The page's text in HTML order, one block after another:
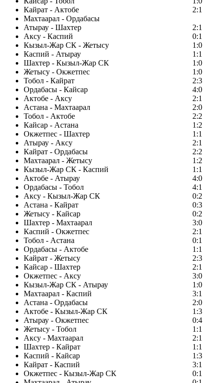
Кайрат - Актобе
2:1
Махтаарал - Ордабасы
Атырау - Шахтер
2:1
Аксу - Каспий
0:1
Кызыл-Жар СК - Жетысу
1:0
Каспий - Атырау
1:1
Шахтер - Кызыл-Жар СК
1:0
Жетысу - Окжетпес
1:0
Тобол - Кайрат
2:3
Ордабасы - Кайсар
4:0
Актобе - Аксу
2:1
Астана - Махтаарал
2:0
Тобол - Актобе
2:2
Кайсар - Астана
1:2
Окжетпес - Шахтер
1:1
Атырау - Аксу
2:1
Кайрат - Ордабасы
2:2
Махтаарал - Жетысу
1:2
Кызыл-Жар СК - Каспий
1:1
Актобе - Атырау
4:0
Ордабасы - Тобол
4:1
Аксу - Кызыл-Жар СК
0:2
Астана - Кайрат
0:3
Жетысу - Кайсар
0:2
Шахтер - Махтаарал
3:0
Каспий - Окжетпес
2:1
Тобол - Астана
0:1
Ордабасы - Актобе
1:1
Кайрат - Жетысу
2:3
Кайсар - Шахтер
2:1
Окжетпес - Аксу
3:0
Кызыл-Жар СК - Атырау
1:0
Махтаарал - Каспий
3:1
Астана - Ордабасы
2:0
Актобе - Кызыл-Жар СК
1:3
Атырау - Окжетпес
0:4
Жетысу - Тобол
1:1
Аксу - Махтаарал
2:1
Шахтер - Кайрат
1:1
Каспий - Кайсар
1:3
Кайрат - Каспий
3:1
Окжетпес - Кызыл-Жар СК
0:1